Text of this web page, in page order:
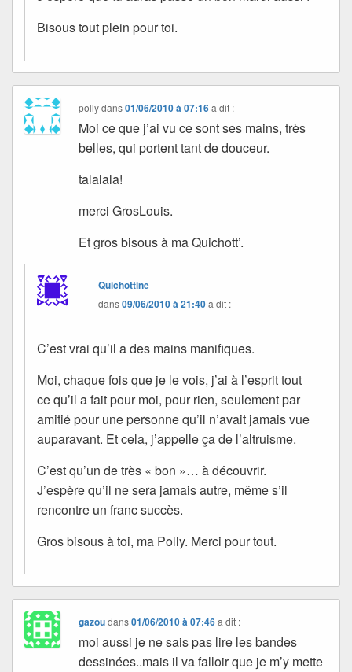
Bisous tout plein pour toi.
pollydans01/06/2010 à 07:16 a dit :
Moi ce que j’ai vu ce sont ses mains, très
belles, qui portent tant de douceur.
talalala!
merci GrosLouis.
Et gros bisous à ma Quichott’.
Quichottine
dans09/06/2010 à 21:40a dit :
C’est vrai qu’il a des mains manifiques.
Moi, chaque fois que je le vois, j’ai à l’esprit tout
ce qu’il a fait pour moi, pour rien, seulement par
amitié pour une personne qu’il n’avait jamais vue
auparavant. Et cela, j’appelle ça de l’altruisme.
C’est qu’un de très « bon »… à découvrir.
J’espère qu’il ne sera jamais autre, même s’il
rencontre un franc succès.
Gros bisous à toi, ma Polly. Merci pour tout.
gazoudans01/06/2010 à 07:46 a dit :
moi aussi je ne sais pas lire les bandes
dessinées..mais il va falloir que je m’y mette